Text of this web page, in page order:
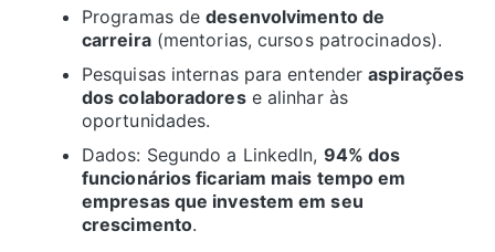
Programas dedesenvolvimento de
carreira(mentorias, cursos patrocinados).
Pesquisas internas para entenderaspirações
dos colaboradorese alinhar às
oportunidades.
Dados: Segundo a LinkedIn, 94% dos
funcionários ficariam mais tempo em
empresas que investem em seu
crescimento.